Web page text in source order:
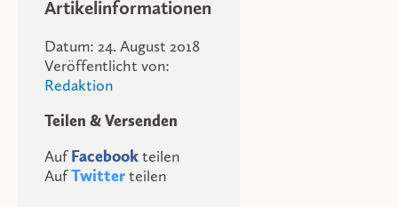
Artikelinformationen
Datum: 24. August 2018
Veröffentlicht von:
Redaktion
Teilen & Versenden
AufFacebookteilen
AufTwitterteilen